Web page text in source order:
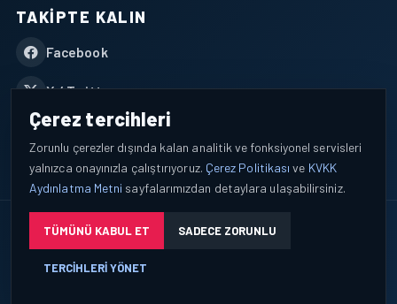
TAKIPTE KALIN
Facebook
X / Twitter
YouTube
WhatsApp
© 2026 AEROPORTIST I Havacılık Veri ve Analiz Platformu. Tüm
Okuyucu verileri yalnızca açık bilgilendirme ve tercih yönetimi
Çerez tercihleri
Zorunlu çerezler dışında kalan analitik ve fonksiyonel servisleri
yalnızca onayınızla çalıştırıyoruz. Çerez Politikası ve KVKK
Aydınlatma Metni sayfalarımızdan detaylara ulaşabilirsiniz.
TÜMÜNÜ KABUL ET SADECE ZORUNLU
TERCIHLERI YÖNET